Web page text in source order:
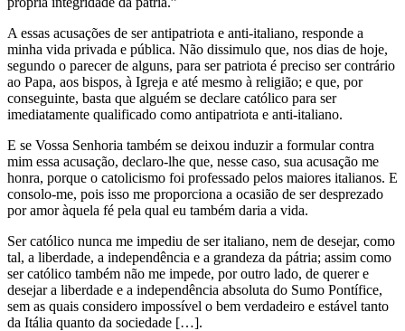
A essas acusações de ser antipatriota e anti-italiano, responde a
minha vida privada e pública. Não dissimulo que, nos dias de hoje,
segundo o parecer de alguns, para ser patriota é preciso ser contrário
ao Papa, aos bispos, à Igreja e até mesmo à religião; e que, por
conseguinte, basta que alguém se declare católico para ser
imediatamente qualificado como antipatriota e anti-italiano.
E se Vossa Senhoria também se deixou induzir a formular contra
mim essa acusação, declaro-lhe que, nesse caso, sua acusação me
honra, porque o catolicismo foi professado pelos maiores italianos. E
consolo-me, pois isso me proporciona a ocasião de ser desprezado
por amor àquela fé pela qual eu também daria a vida.
Ser católico nunca me impediu de ser italiano, nem de desejar, como
tal, a liberdade, a independência e a grandeza da pátria; assim como
ser católico também não me impede, por outro lado, de querer e
desejar a liberdade e a independência absoluta do Sumo Pontífice,
sem as quais considero impossível o bem verdadeiro e estável tanto
da Itália quanto da sociedade […].